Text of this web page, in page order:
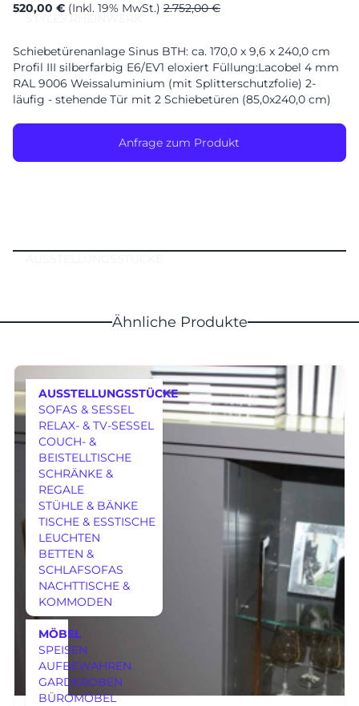
STYLES RHEINWERK
AUSSTELLUNGSSTÜCKE
SOFAS & SESSEL
RELAX- & TV-SESSEL
COUCH- &
BEISTELLTISCHE
SCHRÄNKE &
REGALE
STÜHLE & BÄNKE
TISCHE & ESSTISCHE
LEUCHTEN
BETTEN &
SCHLAFSOFAS
NACHTTISCHE &
KOMMODEN
MÖBEL
MÖBEL
SPEISEN
AUFBEWAHREN
GARDEROBEN
BÜROMÖBEL
520,00 € (Inkl. 19% MwSt.) 2.752,00 €
Schiebetürenanlage Sinus BTH: ca. 170,0 x 9,6 x 240,0 cm
Profil III silberfarbig E6/EV1 eloxiert Füllung:Lacobel 4 mm
RAL 9006 Weissaluminium (mit Splitterschutzfolie) 2-
läufig - stehende Tür mit 2 Schiebetüren (85,0x240,0 cm)
Anfrage zum Produkt
Ähnliche Produkte